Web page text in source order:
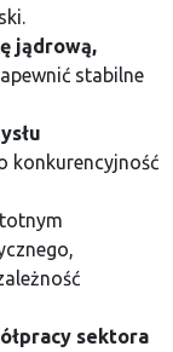
jądrową,
stabilne
konkurencyjność
sektora